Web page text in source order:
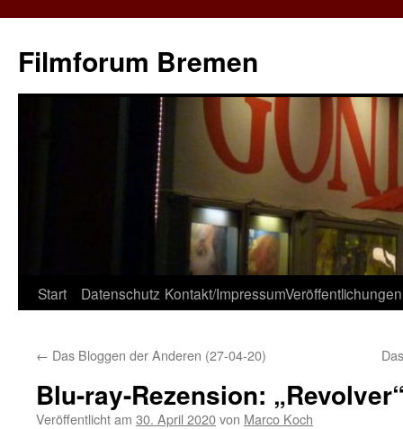
springen
Filmforum Bremen
Start Datenschutz Kontakt/ImpressumVeröffentlichungen
← Das Bloggen der Anderen (27-04-20)
Blu-ray-Rezension:
Veröffentlicht am 30. April 2020von Marco Koch